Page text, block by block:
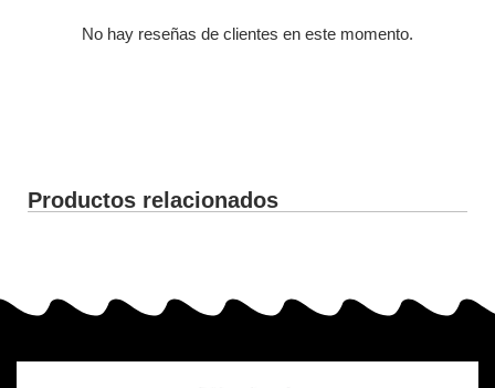
No hay reseñas de clientes en este momento.
Productos relacionados